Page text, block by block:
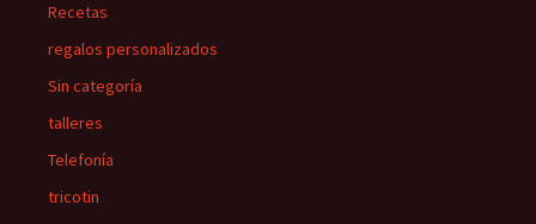
Recetas
regalos personalizados
Sin categoría
talleres
Telefonía
tricotin